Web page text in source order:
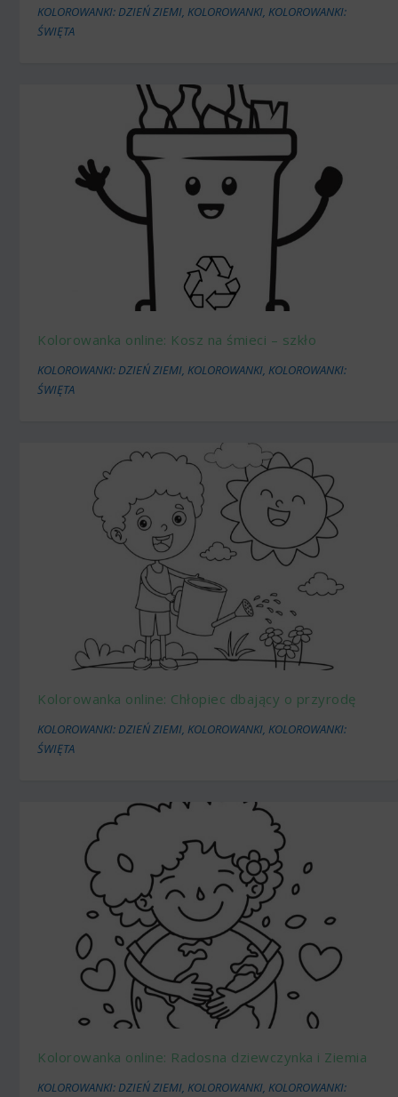
KOLOROWANKI: DZIEŃ ZIEMI,KOLOROWANKI,KOLOROWANKI:
ŚWIĘTA
Kolorowanka online: Kosz na śmieci – szkło
KOLOROWANKI: DZIEŃ ZIEMI,KOLOROWANKI,KOLOROWANKI:
ŚWIĘTA
Kolorowanka online: Chłopiec dbający o przyrodę
KOLOROWANKI: DZIEŃ ZIEMI,KOLOROWANKI,KOLOROWANKI:
ŚWIĘTA
Kolorowanka online: Radosna dziewczynka i Ziemia
KOLOROWANKI: DZIEŃ ZIEMI,KOLOROWANKI,KOLOROWANKI: